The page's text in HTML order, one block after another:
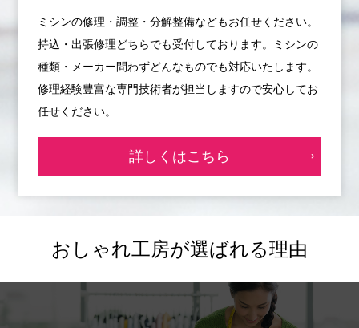
ミシンの修理・調整・分解整備などもお任せください。
持込・出張修理どちらでも受付しております。ミシンの
種類・メーカー問わずどんなものでも対応いたします。
修理経験豊富な専門技術者が担当しますので安心してお
任せください。
詳しくはこちら
おしゃれ工房が選ばれる理由